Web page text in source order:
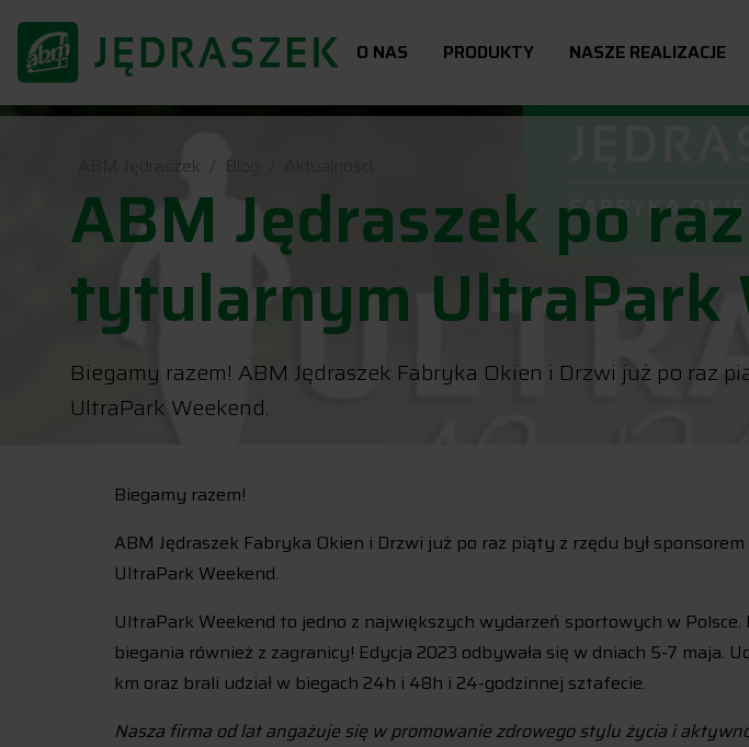
O NAS PRODUKTY NASZE REALIZACJE
ABM Jędraszek Blog
ABM Jędraszek po
tytularnym UltraPark
Biegamy razem! ABM Jędraszek Fabryka Okien i Drzwi już po
UltraPark Weekend.
Biegamy razem!
ABM Jędraszek Fabryka Okien i Drzwi już po raz piąty z rzędu był
UltraPark Weekend.
UltraPark Weekend to jedno z największych wydarzeń sportowych w
biegania również z zagranicy! Edycja 2023 odbywała się w dniach 5-7 maja.
km oraz brali udział w biegach 24h i 48h i 24-godzinnej sztafecie.
Nasza firma od lat angażuje się w promowanie zdrowego stylu życia i